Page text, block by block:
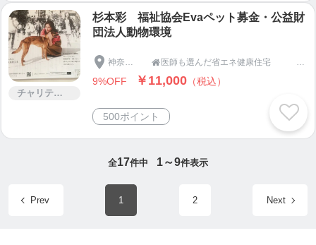
ご入居様は、換気不要の呼吸する家の住み心地に10
0%満足されています。
健康住宅｜呼吸する家を建設する仲間の工務店は、
北海道から沖縄まで、全国各地に居ます。
遠慮なく御相談下さい。
多くの方からご紹介を受け、横浜だけにはとどまら
一口に健康住宅と言っても、実際に住んでみない
と、その良さは分かりません、
チャリティー
杉本彩 福祉協会Evaペット募金・公益財
団法人動物環境

9%OFF ￥11,000 （税込）
500ポイント
全17件中 1～9件表示
Prev 1 2 Next